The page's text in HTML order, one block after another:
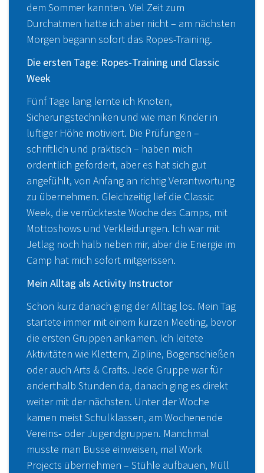
dem Sommer kannten. Viel Zeit zum
Durchatmen hatte ich aber nicht – am nächsten
Morgen begann sofort das Ropes-Training.
Die ersten Tage: Ropes‑Training und Classic
Week
Fünf Tage lang lernte ich Knoten,
Sicherungstechniken und wie man Kinder in
luftiger Höhe motiviert. Die Prüfungen –
schriftlich und praktisch – haben mich
ordentlich gefordert, aber es hat sich gut
angefühlt, von Anfang an richtig Verantwortung
zu übernehmen. Gleichzeitig lief die Classic
Week, die verrückteste Woche des Camps, mit
Mottoshows und Verkleidungen. Ich war mit
Jetlag noch halb neben mir, aber die Energie im
Camp hat mich sofort mitgerissen.
Mein Alltag als Activity Instructor
Schon kurz danach ging der Alltag los. Mein Tag
startete immer mit einem kurzen Meeting, bevor
die ersten Gruppen ankamen. Ich leitete
Aktivitäten wie Klettern, Zipline, Bogenschießen
oder auch Arts & Crafts. Jede Gruppe war für
anderthalb Stunden da, danach ging es direkt
weiter mit der nächsten. Unter der Woche
kamen meist Schulklassen, am Wochenende
Vereins‑ oder Jugendgruppen. Manchmal
musste man Busse einweisen, mal Work
Projects übernehmen – Stühle aufbauen, Müll